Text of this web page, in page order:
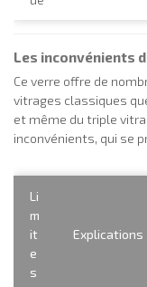
Les inconvénients
Ce verre offre de
vitrages classiques
et même du triple
inconvénients, qui se
Li
m
it
e
s
Explications